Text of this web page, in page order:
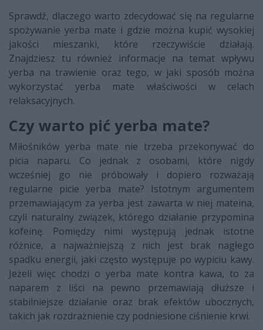
Sprawdź, dlaczego warto zdecydować się na regularne
spożywanie yerba mate i gdzie można kupić wysokiej
jakości mieszanki, które rzeczywiście działają.
Znajdziesz tu również informacje na temat wpływu
yerba na trawienie oraz tego, w jaki sposób można
wykorzystać yerba mate właściwości w celach
relaksacyjnych.
Czy warto pić yerba mate?
Miłośników yerba mate nie trzeba przekonywać do
picia naparu. Co jednak z osobami, które nigdy
wcześniej go nie próbowały i dopiero rozważają
regularne picie yerba mate? Istotnym argumentem
przemawiającym za yerba jest zawarta w niej mateina,
czyli naturalny związek, którego działanie przypomina
kofeinę. Pomiędzy nimi występują jednak istotne
różnice, a najważniejszą z nich jest brak nagłego
spadku energii, jaki często występuje po wypiciu kawy.
Jeżeli więc chodzi o yerba mate kontra kawa, to za
naparem z liści na pewno przemawiają dłuższe i
stabilniejsze działanie oraz brak efektów ubocznych,
takich jak rozdrażnienie czy podniesione ciśnienie krwi.